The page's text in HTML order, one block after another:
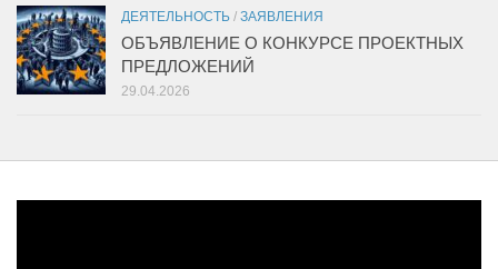
ДЕЯТЕЛЬНОСТЬ / ЗАЯВЛЕНИЯ
ОБЪЯВЛЕНИЕ О КОНКУРСЕ ПРОЕКТНЫХ
ПРЕДЛОЖЕНИЙ
29.04.2026